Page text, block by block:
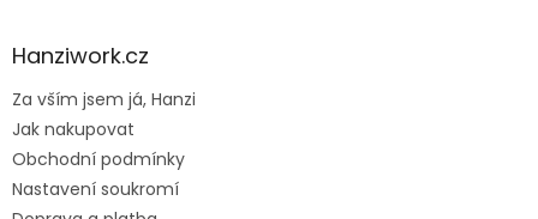
aHanziwork.cz
Za vším jsem já, Hanzi
Jak nakupovat
Obchodní podmínky
Nastavení soukromí